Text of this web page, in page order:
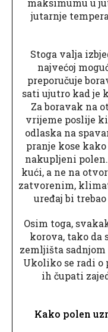
maksimumu u
jutarnje
Stoga valja
najvećoj
preporučuje
sati ujutro kad je
Za boravak na
vrijeme poslije
odlaska na
pranje kose
nakupljeni
kući, a ne na
zatvorenim,
uređaj bi
Osim toga,
korova, tako da
zemljišta
Ukoliko se radi o
ih čupati
Kako polen